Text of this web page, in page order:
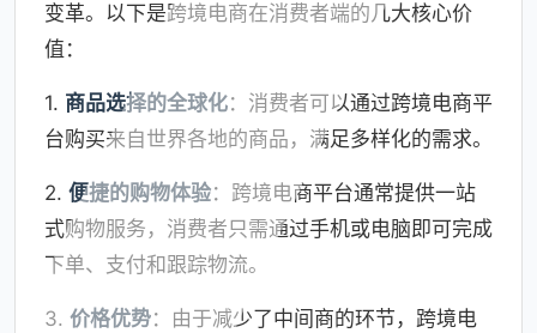
变革。以下是跨境电商在消费者端的几大核心价
值：
1. 商品选择的全球化：消费者可以通过跨境电商平
台购买来自世界各地的商品，满足多样化的需求。
2. 便捷的购物体验：跨境电商平台通常提供一站
式购物服务，消费者只需通过手机或电脑即可完成
下单、支付和跟踪物流。
3. 价格优势：由于减少了中间商的环节，跨境电